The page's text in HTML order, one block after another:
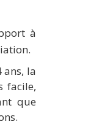
à
ans, la
facile,
que